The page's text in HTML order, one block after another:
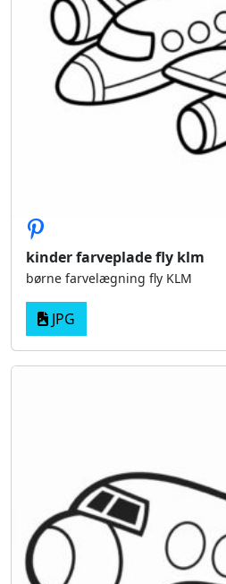
kinder farveplade fly klm
børne farvelægning fly KLM
JPG